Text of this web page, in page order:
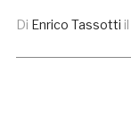
Di Enrico Tassotti il